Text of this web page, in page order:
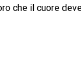
che il cuore